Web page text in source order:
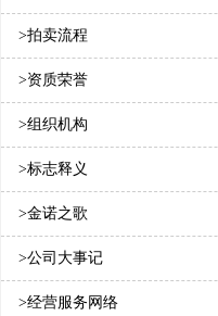
>拍卖流程
>资质荣誉
>组织机构
>标志释义
>金诺之歌
>公司大事记
>经营服务网络